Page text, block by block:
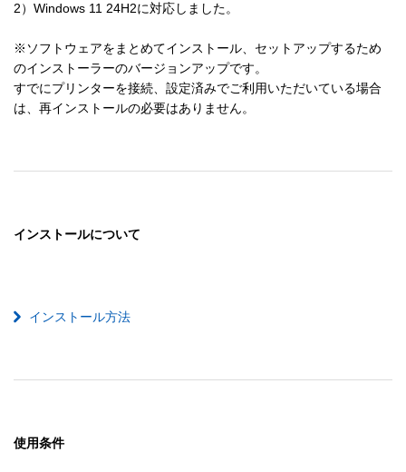
2）Windows 11 24H2に対応しました。
※ソフトウェアをまとめてインストール、セットアップするため
のインストーラーのバージョンアップです。
すでにプリンターを接続、設定済みでご利用いただいている場合
は、再インストールの必要はありません。
インストールについて
インストール方法
使用条件